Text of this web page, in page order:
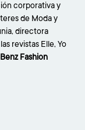
corporativa y
de Moda y
directora
revistas Elle, Yo
Fashion